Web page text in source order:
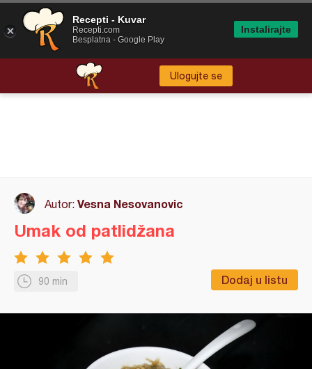
Ulogujte se
Autor: Vesna Nesovanovic
90 min Dodaj u listu
Umak od patlidžana
Recepti - Kuvar
Recepti.com
Besplatna - Google Play
Instalirajte